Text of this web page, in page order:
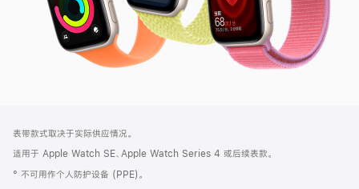
页
页
脚
注
表带款式取决于实际供应情况。
适用于 Apple Watch SE、Apple Watch Series 4 或后续表款。
° 不可用作个人防护设备 (PPE)。